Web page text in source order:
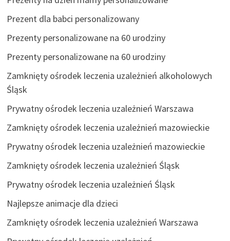
Prezent dla babci personalizowany
Prezenty personalizowane na 60 urodziny
Prezenty personalizowane na 60 urodziny
Zamknięty ośrodek leczenia uzależnień alkoholowych
Śląsk
Prywatny ośrodek leczenia uzależnień Warszawa
Zamknięty ośrodek leczenia uzależnień mazowieckie
Prywatny ośrodek leczenia uzależnień mazowieckie
Zamknięty ośrodek leczenia uzależnień Śląsk
Prywatny ośrodek leczenia uzależnień Śląsk
Najlepsze animacje dla dzieci
Zamknięty ośrodek leczenia uzależnień Warszawa